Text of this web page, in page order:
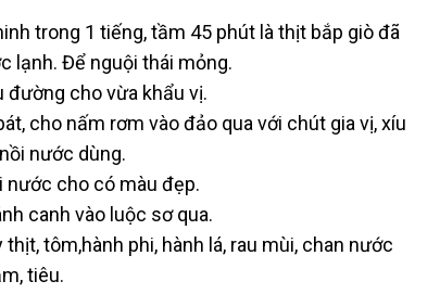
trong 1 tiếng, tầm 45 phút là thịt bắp giò đã
lạnh. Để nguội thái mỏng.
đường cho vừa khẩu vị.
cho nấm rơm vào đảo qua với chút gia vị, xíu
nước dùng.
nước cho có màu đẹp.
canh vào luộc sơ qua.
thịt, tôm,hành phi, hành lá, rau mùi, chan nước
tiêu.